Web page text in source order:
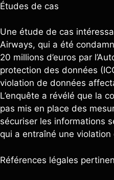
Études de cas
Une étude de cas
Airways, qui a été
20 millions d’euros par
protection des données
violation de données
L’enquête a révélé que la
pas mis en place des
sécuriser les informations
qui a entraîné une violation
Références légales